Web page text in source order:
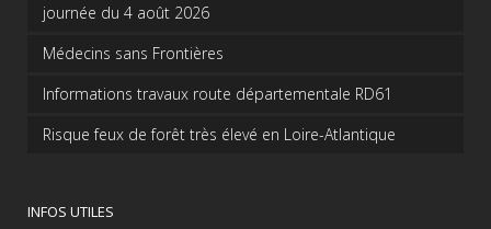
journée du 4 août 2026
Médecins sans Frontières
Informations travaux route départementale RD61
Risque feux de forêt très élevé en Loire-Atlantique
INFOS UTILES